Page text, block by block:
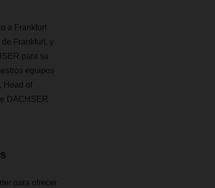
a Frankfurt
Frankfurt, y
para su
equipos
Head of
DACHSER
para ofrecer